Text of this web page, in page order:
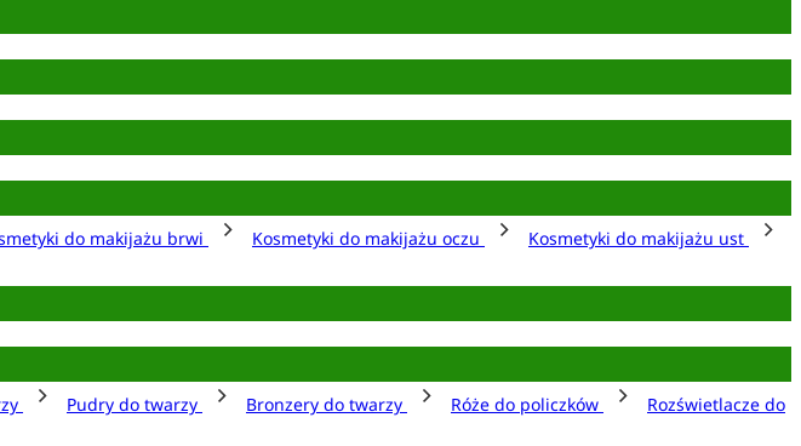
do makijażu brwi Kosmetyki do makijażu oczu
Kosmetyki do makijażu ust
Pudry do twarzy Bronzery do twarzy Róże do policzków
Rozświetlacze do